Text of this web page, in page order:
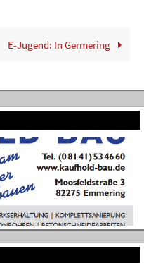
E-Jugend: In Germering